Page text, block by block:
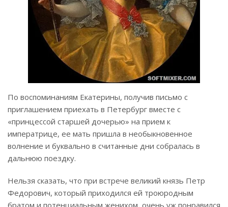
По воспоминаниям Екатерины, получив письмо с
приглашением приехать в Петербург вместе с
«принцессой старшей дочерью» на прием к
императрице, ее мать пришла в необыкновенное
волнение и буквально в считанные дни собралась в
дальнюю поездку.
Нельзя сказать, что при встрече великий князь Петр
Федорович, который приходился ей троюродным